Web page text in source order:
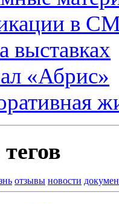
в
«Абрис»
отзывы новости